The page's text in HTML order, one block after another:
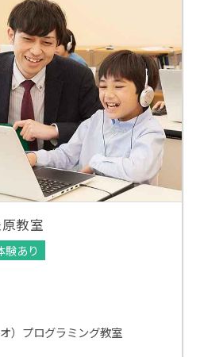
教室
験あり
）プログラミング教室